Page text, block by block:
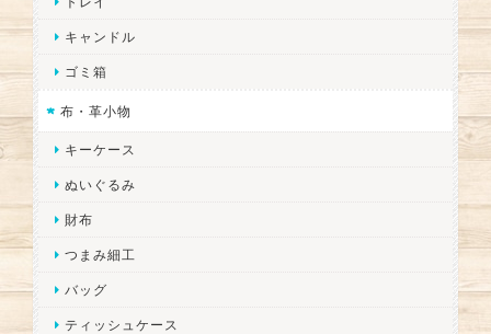
キャンドル
ゴミ箱
布・革小物
キーケース
ぬいぐるみ
財布
つまみ細工
バッグ
ティッシュケース